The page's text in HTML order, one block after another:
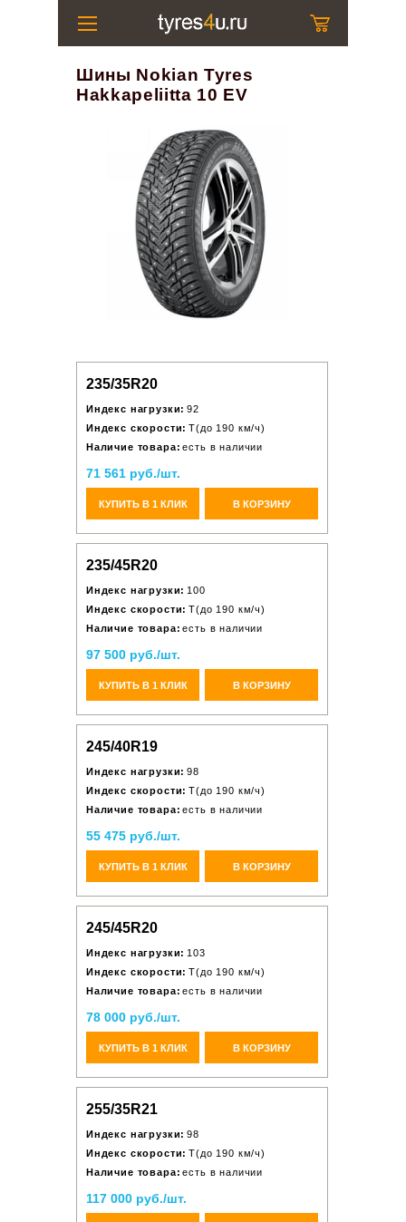
Шины Nokian Tyres
Hakkapeliitta 10 EV
235/35R20
Индекс нагрузки: 92
Индекс скорости: T(до 190 км/ч)
Наличие товара: есть в наличии
71 561 руб./шт.
КУПИТЬ В 1 КЛИК В КОРЗИНУ
235/45R20
Индекс нагрузки: 100
Индекс скорости: T(до 190 км/ч)
Наличие товара: есть в наличии
97 500 руб./шт.
КУПИТЬ В 1 КЛИК В КОРЗИНУ
245/40R19
Индекс нагрузки: 98
Индекс скорости: T(до 190 км/ч)
Наличие товара: есть в наличии
55 475 руб./шт.
КУПИТЬ В 1 КЛИК В КОРЗИНУ
245/45R20
Индекс нагрузки: 103
Индекс скорости: T(до 190 км/ч)
Наличие товара: есть в наличии
78 000 руб./шт.
КУПИТЬ В 1 КЛИК В КОРЗИНУ
255/35R21
Индекс нагрузки: 98
Индекс скорости: T(до 190 км/ч)
Наличие товара: есть в наличии
117 000 руб./шт.